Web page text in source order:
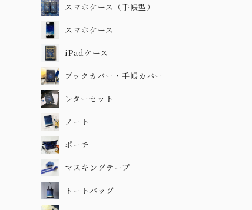
スマホケース（手帳型）
スマホケース
iPadケース
ブックカバー・手帳カバー
レターセット
ノート
ポーチ
マスキングテープ
トートバッグ